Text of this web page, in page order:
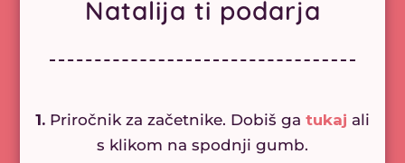
Natalija ti podarja
1. Priročnik za začetnike. Dobiš ga tukaj ali
s klikom na spodnji gumb.